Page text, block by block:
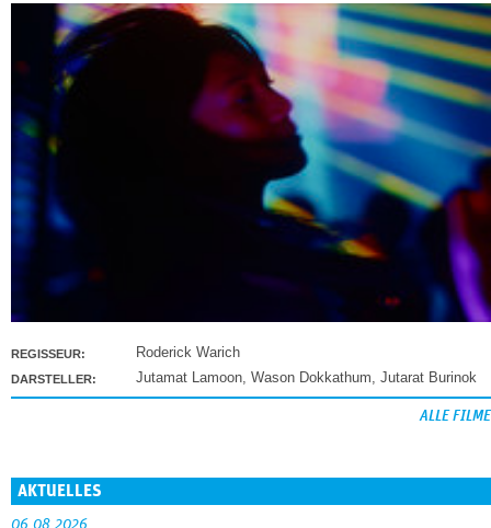
REGISSEUR: Roderick Warich
DARSTELLER: Jutamat Lamoon, Wason Dokkathum, Jutarat Burinok
ALLE FILME
AKTUELLES